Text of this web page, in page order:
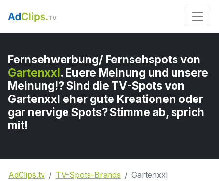
Fernsehwerbung/ Fernsehspots von
Gartenxxl. Euere Meinung und unsere
Meinung!? Sind die TV-Spots von
Gartenxxl eher gute Kreationen oder
gar nervige Spots? Stimme ab, sprich
mit!
AdClips.tv TV-Spots-Brands Gartenxxl